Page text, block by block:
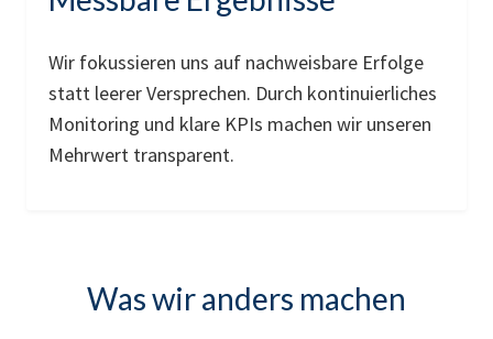
Wir fokussieren uns auf nachweisbare Erfolge
statt leerer Versprechen. Durch kontinuierliches
Monitoring und klare KPIs machen wir unseren
Mehrwert transparent.
Was wir anders machen